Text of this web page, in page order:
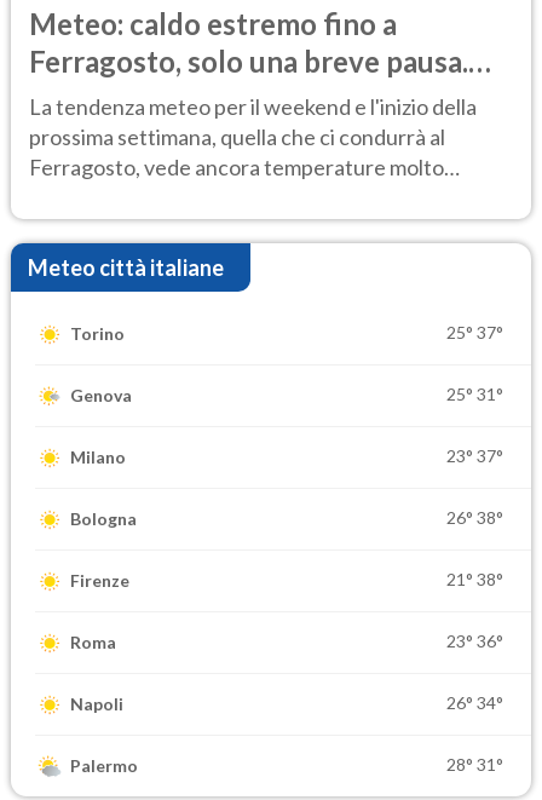
Meteo: caldo estremo fino a
Ferragosto, solo una breve pausa.
Ecco dove
La tendenza meteo per il weekend e l'inizio della
prossima settimana, quella che ci condurrà al
Ferragosto, vede ancora temperature molto
Meteo città italiane
Torino 25° 37°
Genova 25° 31°
Milano 23° 37°
Bologna 26° 38°
Firenze 21° 38°
Roma 23° 36°
Napoli 26° 34°
Palermo 28° 31°